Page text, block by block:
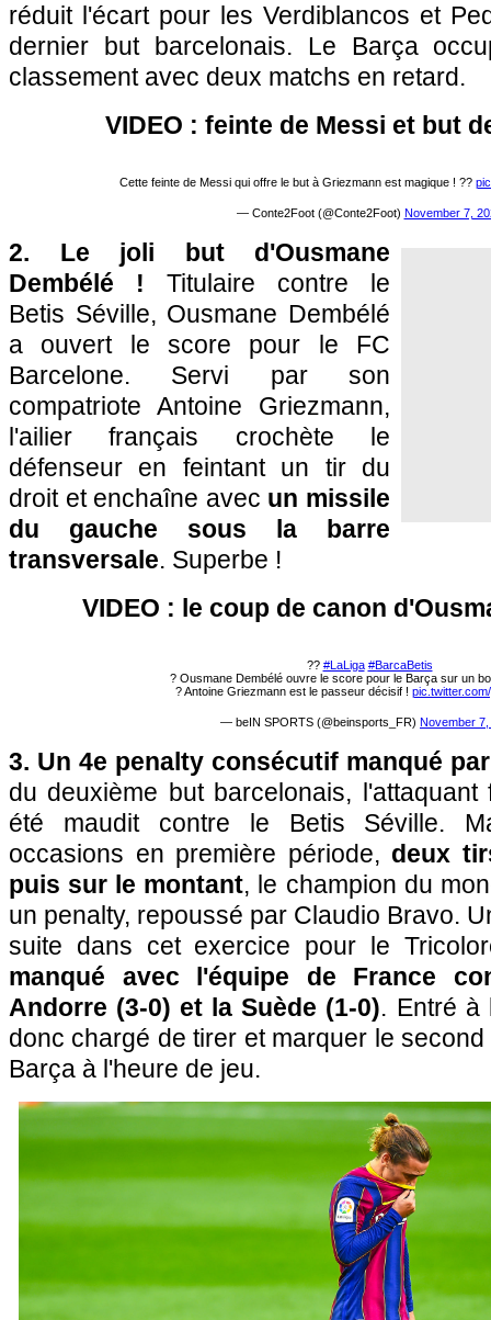
réduit l'écart pour les Verdiblancos et
dernier but barcelonais. Le Barça
classement avec deux matchs en retard.
VIDEO : feinte de Messi et but
Cette feinte de Messi qui offre le but à Griezmann est magique ! ??
— Conte2Foot (@Conte2Foot) November 7,
2. Le joli but d'Ousmane
Dembélé ! Titulaire contre le
Betis Séville, Ousmane Dembélé
a ouvert le score pour le FC
Barcelone. Servi par son
compatriote Antoine Griezmann,
l'ailier français crochète le
défenseur en feintant un tir du
droit et enchaîne avec un missile
du gauche sous la barre
transversale. Superbe !
VIDEO : le coup de canon
?? #LaLiga #BarcaBetis
? Ousmane Dembélé ouvre le score pour le Barça sur un
? Antoine Griezmann est le passeur décisif !
— beIN SPORTS (@beinsports_FR) November 7,
3. Un 4e penalty consécutif manqué
du deuxième but barcelonais,
été maudit contre le Betis Séville.
occasions en première période, deux
puis sur le montant, le champion du
un penalty, repoussé par Claudio Bravo.
suite dans cet exercice pour le
manqué avec l'équipe de France
Andorre (3-0) et la Suède (1-0). Entré à
donc chargé de tirer et marquer le
Barça à l'heure de jeu.